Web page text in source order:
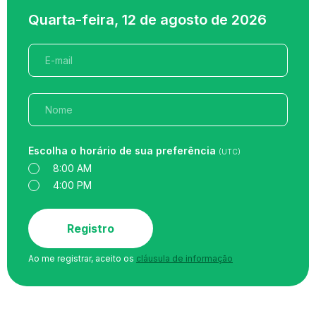
Quarta-feira, 12 de agosto de 2026
Escolha o horário de sua preferência (UTC)
8:00 AM
4:00 PM
Registro
Ao me registrar, aceito os cláusula de informação